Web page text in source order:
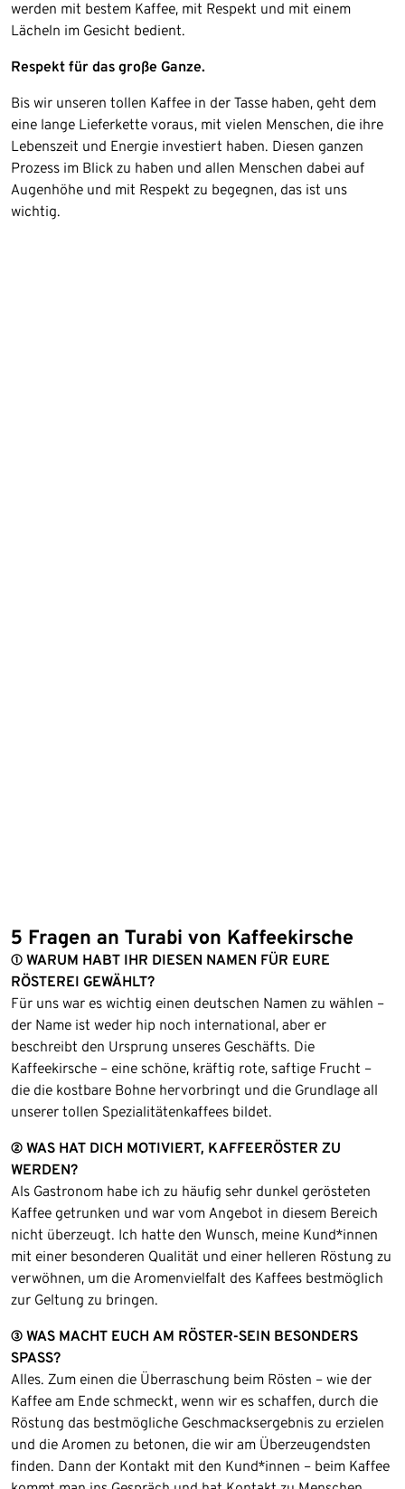
werden mit bestem Kaffee, mit Respekt und mit einem
Lächeln im Gesicht bedient.
Respekt für das große Ganze.
Bis wir unseren tollen Kaffee in der Tasse haben, geht dem
eine lange Lieferkette voraus, mit vielen Menschen, die ihre
Lebenszeit und Energie investiert haben. Diesen ganzen
Prozess im Blick zu haben und allen Menschen dabei auf
Augenhöhe und mit Respekt zu begegnen, das ist uns
wichtig.
5 Fragen an Turabi von Kaffeekirsche
① WARUM HABT IHR DIESEN NAMEN FÜR EURE
RÖSTEREI GEWÄHLT?
Für uns war es wichtig einen deutschen Namen zu wählen –
der Name ist weder hip noch international, aber er
beschreibt den Ursprung unseres Geschäfts. Die
Kaffeekirsche – eine schöne, kräftig rote, saftige Frucht –
die die kostbare Bohne hervorbringt und die Grundlage all
unserer tollen Spezialitätenkaffees bildet.
② WAS HAT DICH MOTIVIERT, KAFFEERÖSTER ZU
WERDEN?
Als Gastronom habe ich zu häufig sehr dunkel gerösteten
Kaffee getrunken und war vom Angebot in diesem Bereich
nicht überzeugt. Ich hatte den Wunsch, meine Kund*innen
mit einer besonderen Qualität und einer helleren Röstung zu
verwöhnen, um die Aromenvielfalt des Kaffees bestmöglich
zur Geltung zu bringen.
③ WAS MACHT EUCH AM RÖSTER-SEIN BESONDERS
SPASS?
Alles. Zum einen die Überraschung beim Rösten – wie der
Kaffee am Ende schmeckt, wenn wir es schaffen, durch die
Röstung das bestmögliche Geschmacksergebnis zu erzielen
und die Aromen zu betonen, die wir am Überzeugendsten
finden. Dann der Kontakt mit den Kund*innen – beim Kaffee